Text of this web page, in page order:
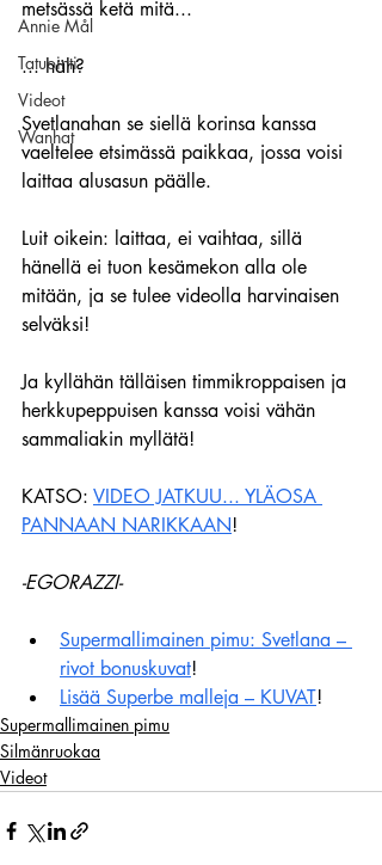
Annie Mål
Tatuointi
Videot
Wanhat
metsässä ketä mitä...
... häh?
Svetlanahan se siellä korinsa kanssa
vaeltelee etsimässä paikkaa, jossa voisi
laittaa alusasun päälle.
Luit oikein: laittaa, ei vaihtaa, sillä
hänellä ei tuon kesämekon alla ole
mitään, ja se tulee videolla harvinaisen
selväksi!
Ja kyllähän tälläisen timmikroppaisen ja
herkkupeppuisen kanssa voisi vähän
sammaliakin myllätä!
KATSO: VIDEO JATKUU... YLÄOSA
PANNAAN NARIKKAAN!
-EGORAZZI-
Supermallimainen pimu: Svetlana –
rivot bonuskuvat!
Lisää Superbe malleja – KUVAT!
Supermallimainen pimu
Silmänruokaa
Videot